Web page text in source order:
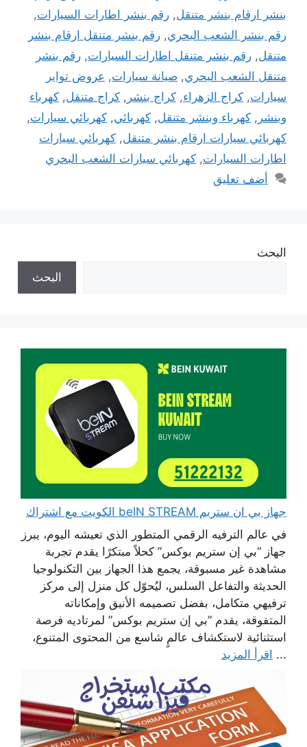
بنشر ارقام بنشر متنقل, رقم بنشر اطارات السيارات,
رقم بنشر الشعب البحري, رقم بنشر متنقل ارقام بنشر
متنقل, رقم بنشر متنقل اطارات السيارات, رقم بنشر
متنقل الشعب البحري, صيانة سيارات, عروض تواير
سيارات, كراج الزهراء, كراج بنشر , كراج متنقل, كهرباء
وبنشر , كهرباء وبنشر متنقل, كهربائي, كهربائي سيارات,
كهربائي سيارات ارقام بنشر متنقل, كهربائي سيارات
اطارات السيارات, كهربائي سيارات الشعب البحري
أضف تعليق
البحث
البحث
جهاز بي ان ستريم beIN STREAM الكويت مع اشتراك
في عالم الترفيه الرقمي المتطور الذي تعيشه اليوم، يبرز
جهاز “بي إن ستريم بوكس” كحلاً مبتكرًا يقدم تجربة
مشاهدة غير مسبوقة، يجمع هذا الجهاز بين التكنولوجيا
الحديثة والتفاعل السلس، ليُحوّل كل منزل إلى مركز
ترفيهي متكامل، بفضل تصميمه الأنيق وإمكاناته
المتفوقة، يقدم “بي إن ستريم بوكس” لمرتاديه فرصة
استثنائية لاستكشاف عالمٍ شاسع من المحتوى المتنوع،
... اقرأ المزيد